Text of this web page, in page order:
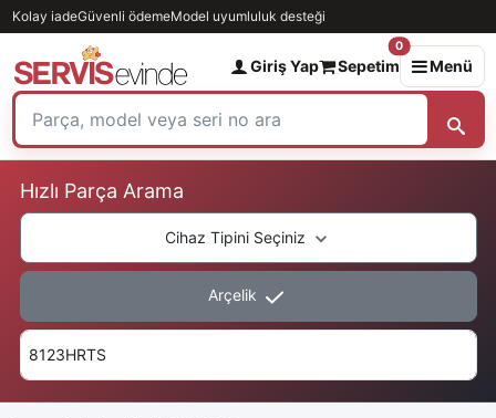
Kolay iadeGüvenli ödemeModel uyumluluk desteği
Giriş Yap Sepetim
0
Menü
Hızlı Parça Arama
Cihaz Tipini Seçiniz
Arçelik